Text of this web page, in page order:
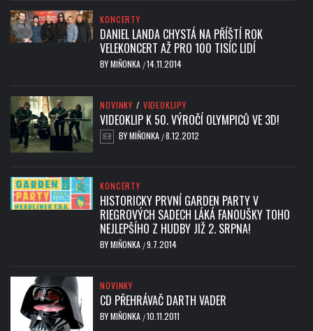
KONCERTY
DANIEL LANDA CHYSTÁ NA PŘÍŠTÍ ROK
VELEKONCERT AŽ PRO 100 TISÍC LIDÍ
BYMIŇONKA /14.11.2014
NOVINKY / VIDEOKLIPY
VIDEOKLIP K 50. VÝROČÍ OLYMPICŮ VE 3D!
BYMIŇONKA /8.12.2012
KONCERTY
HISTORICKY PRVNÍ GARDEN PARTY V
RIEGROVÝCH SADECH LÁKÁ FANOUŠKY TOHO
NEJLEPŠÍHO Z HUDBY JIŽ 2. SRPNA!
BYMIŇONKA /9.7.2014
NOVINKY
CD PŘEHRÁVAČ DARTH VADER
BYMIŇONKA /10.11.2011